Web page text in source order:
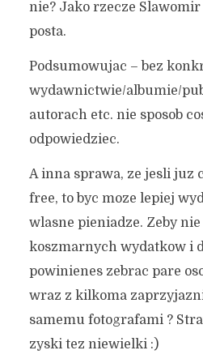
nie? Jako rzecze
posta.
Podsumowujac – bez
wydawnictwie/albumie/
autorach etc. nie sposob
odpowiedziec.
A inna sprawa, ze jesli juz
free, to byc moze lepiej
wlasne pieniadze. Zeby
koszmarnych wydatkow i
powinienes zebrac pare
wraz z kilkoma
samemu fotografami ?
zyski tez niewielki :)